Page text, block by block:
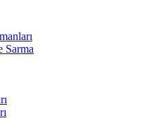
Sarma